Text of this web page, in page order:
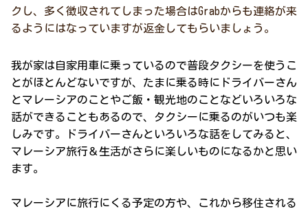
クし、多く徴収されてしまった場合はGrabからも連絡が来
るようにはなっていますが返金してもらいましょう。
我が家は自家用車に乗っているので普段タクシーを使うこ
とがほとんどないですが、たまに乗る時にドライバーさん
とマレーシアのことやご飯・観光地のことなどいろいろな
話ができることもあるので、タクシーに乗るのがいつも楽
しみです。ドライバーさんといろいろな話をしてみると、
マレーシア旅行＆生活がさらに楽しいものになるかと思い
ます。
マレーシアに旅行にくる予定の方や、これから移住される